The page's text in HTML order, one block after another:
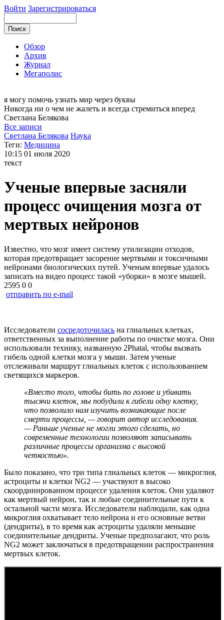
Войти Зарегистрироваться
Обзор
Архив
Журнал
Мегаполис
я могу помочь узнать мир через буквы
Никогда ни о чем не жалеть и всегда стремиться вперед
Светлана Белякова
Все записи
Светлана Белякова Наука
Теги: Медицина
10:15 01 июля 2020
текст
Ученые впервые засняли
процесс очищения мозга от
мертвых нейронов
Известно, что мозг имеет систему утилизации отходов,
которая предотвращает засорение мертвыми и токсичными
нейронами биологических путей. Ученым впервые удалось
записать на видео процесс такой «уборки» в мозге мышей.
2595 0 0
отправить по e-mail
Исследователи сосредоточилась на глиальных клетках,
ответственных за выполнение работы по очистке мозга. Они
использовали технику, названную 2Phatal, чтобы вызвать
гибель одной клетки мозга у мыши. Затем ученые
отслеживали маршрут глиальных клеток с использованием
светящихся маркеров.
«Вместо того, чтобы бить по голове и убивать
тысячи клеток, мы побудили к гибели одну клетку,
что позволило нам изучить возникающие после
смерти процессы, — говорит автор исследования.
— Раньше ученые не могли этого сделать, но
современные технологии позволяют записывать
различные процессы организма с высокой
четкостью».
Было показано, что три типа глиальных клеток — микроглия,
астроциты и клетки NG2 — участвуют в высоко
скоординированном процессе удаления клеток. Они удаляют
как мертвый нейрон, так и любые соединительные пути к
остальной части мозга. Исследователи наблюдали, как одна
микроглия охватывает тело нейрона и его основные ветви
(дендриты), в то время как астроциты удаляли меньшие
соединительные дендриты. Ученые предполагают, что роль
NG2 может заключаться в предотвращении распространения
мертвых клеток.